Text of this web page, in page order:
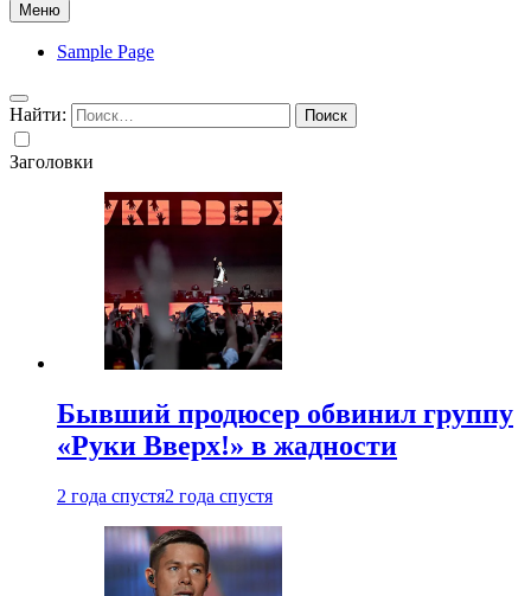
Меню
Sample Page
Найти:
Заголовки
Бывший продюсер обвинил группу
«Руки Вверх!» в жадности
2 года спустя2 года спустя